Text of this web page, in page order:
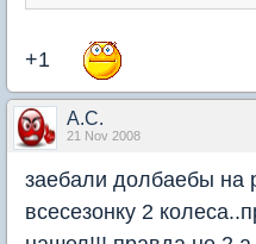
+1
А.С.
21 Nov 2008
заебали долбаебы на
всесезонку 2